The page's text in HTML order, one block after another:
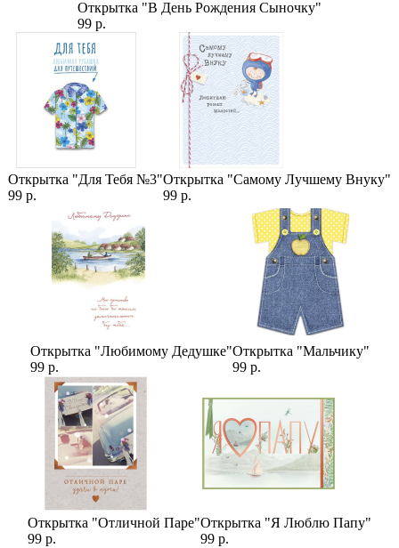
Открытка "В День Рождения Сыночку"
99 р.
Открытка "Для Тебя №3"
99 р.
Открытка "Самому Лучшему Внуку"
99 р.
Открытка "Любимому Дедушке"
99 р.
Открытка "Мальчику"
99 р.
Открытка "Отличной Паре"
99 р.
Открытка "Я Люблю Папу"
99 р.